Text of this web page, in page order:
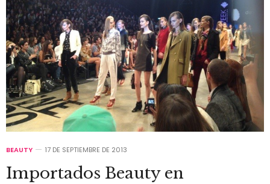
BEAUTY 17 DE SEPTIEMBRE DE 2013
Importados Beauty en